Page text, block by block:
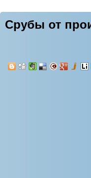
Срубы от